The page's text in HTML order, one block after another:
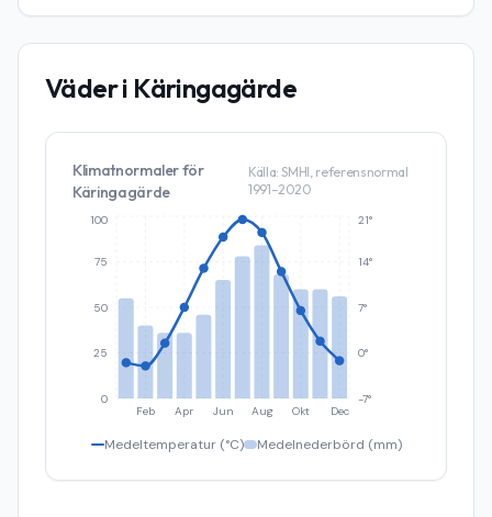
Väder i Käringagärde
Klimatnormaler för
Käringagärde
Källa: SMHI, referensnormal
1991–2020
Feb Apr Jun Aug Okt Dec
0
25
50
75
100
-7°
0°
7°
14°
21°
Medeltemperatur (°C) Medelnederbörd (mm)